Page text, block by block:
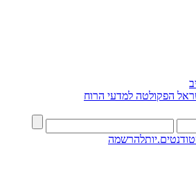
הפקולטה למדעי הרוח
להרשמה